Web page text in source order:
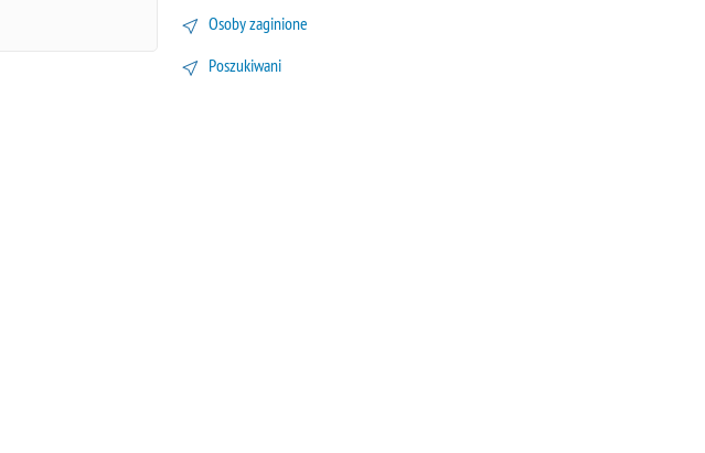
Osoby zaginione
Poszukiwani